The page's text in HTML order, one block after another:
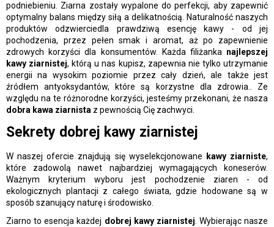
podniebieniu. Ziarna zostały wypalone do perfekcji, aby zapewnić
optymalny balans między siłą a delikatnością. Naturalność naszych
produktów odzwierciedla prawdziwą esencję kawy - od jej
pochodzenia, przez pełen smak i aromat, aż po zapewnienie
zdrowych korzyści dla konsumentów. Każda filiżanka najlepszej
kawy ziarnistej, którą u nas kupisz, zapewnia nie tylko utrzymanie
energii na wysokim poziomie przez cały dzień, ale także jest
źródłem antyoksydantów, które są korzystne dla zdrowia.. Ze
względu na te różnorodne korzyści, jesteśmy przekonani, że nasza
dobra kawa ziarnista z pewnością Cię zachwyci.
Sekrety dobrej kawy ziarnistej
W naszej ofercie znajdują się wyselekcjonowane kawy ziarniste,
które zadowolą nawet najbardziej wymagających koneserów.
Ważnym kryterium wyboru jest pochodzenie ziaren - od
ekologicznych plantacji z całego świata, gdzie hodowane są w
sposób szanujący naturę i środowisko.
Ziarno to esencja każdej dobrej kawy ziarnistej . Wybierając nasze